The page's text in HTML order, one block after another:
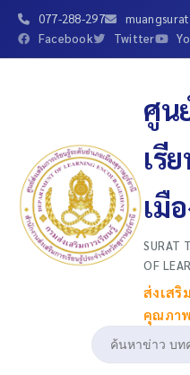
077-288-297
Facebook
Twitter
ศูน
เรี
เมื
SURAT
OF
ส่งเสริ
คุณภา